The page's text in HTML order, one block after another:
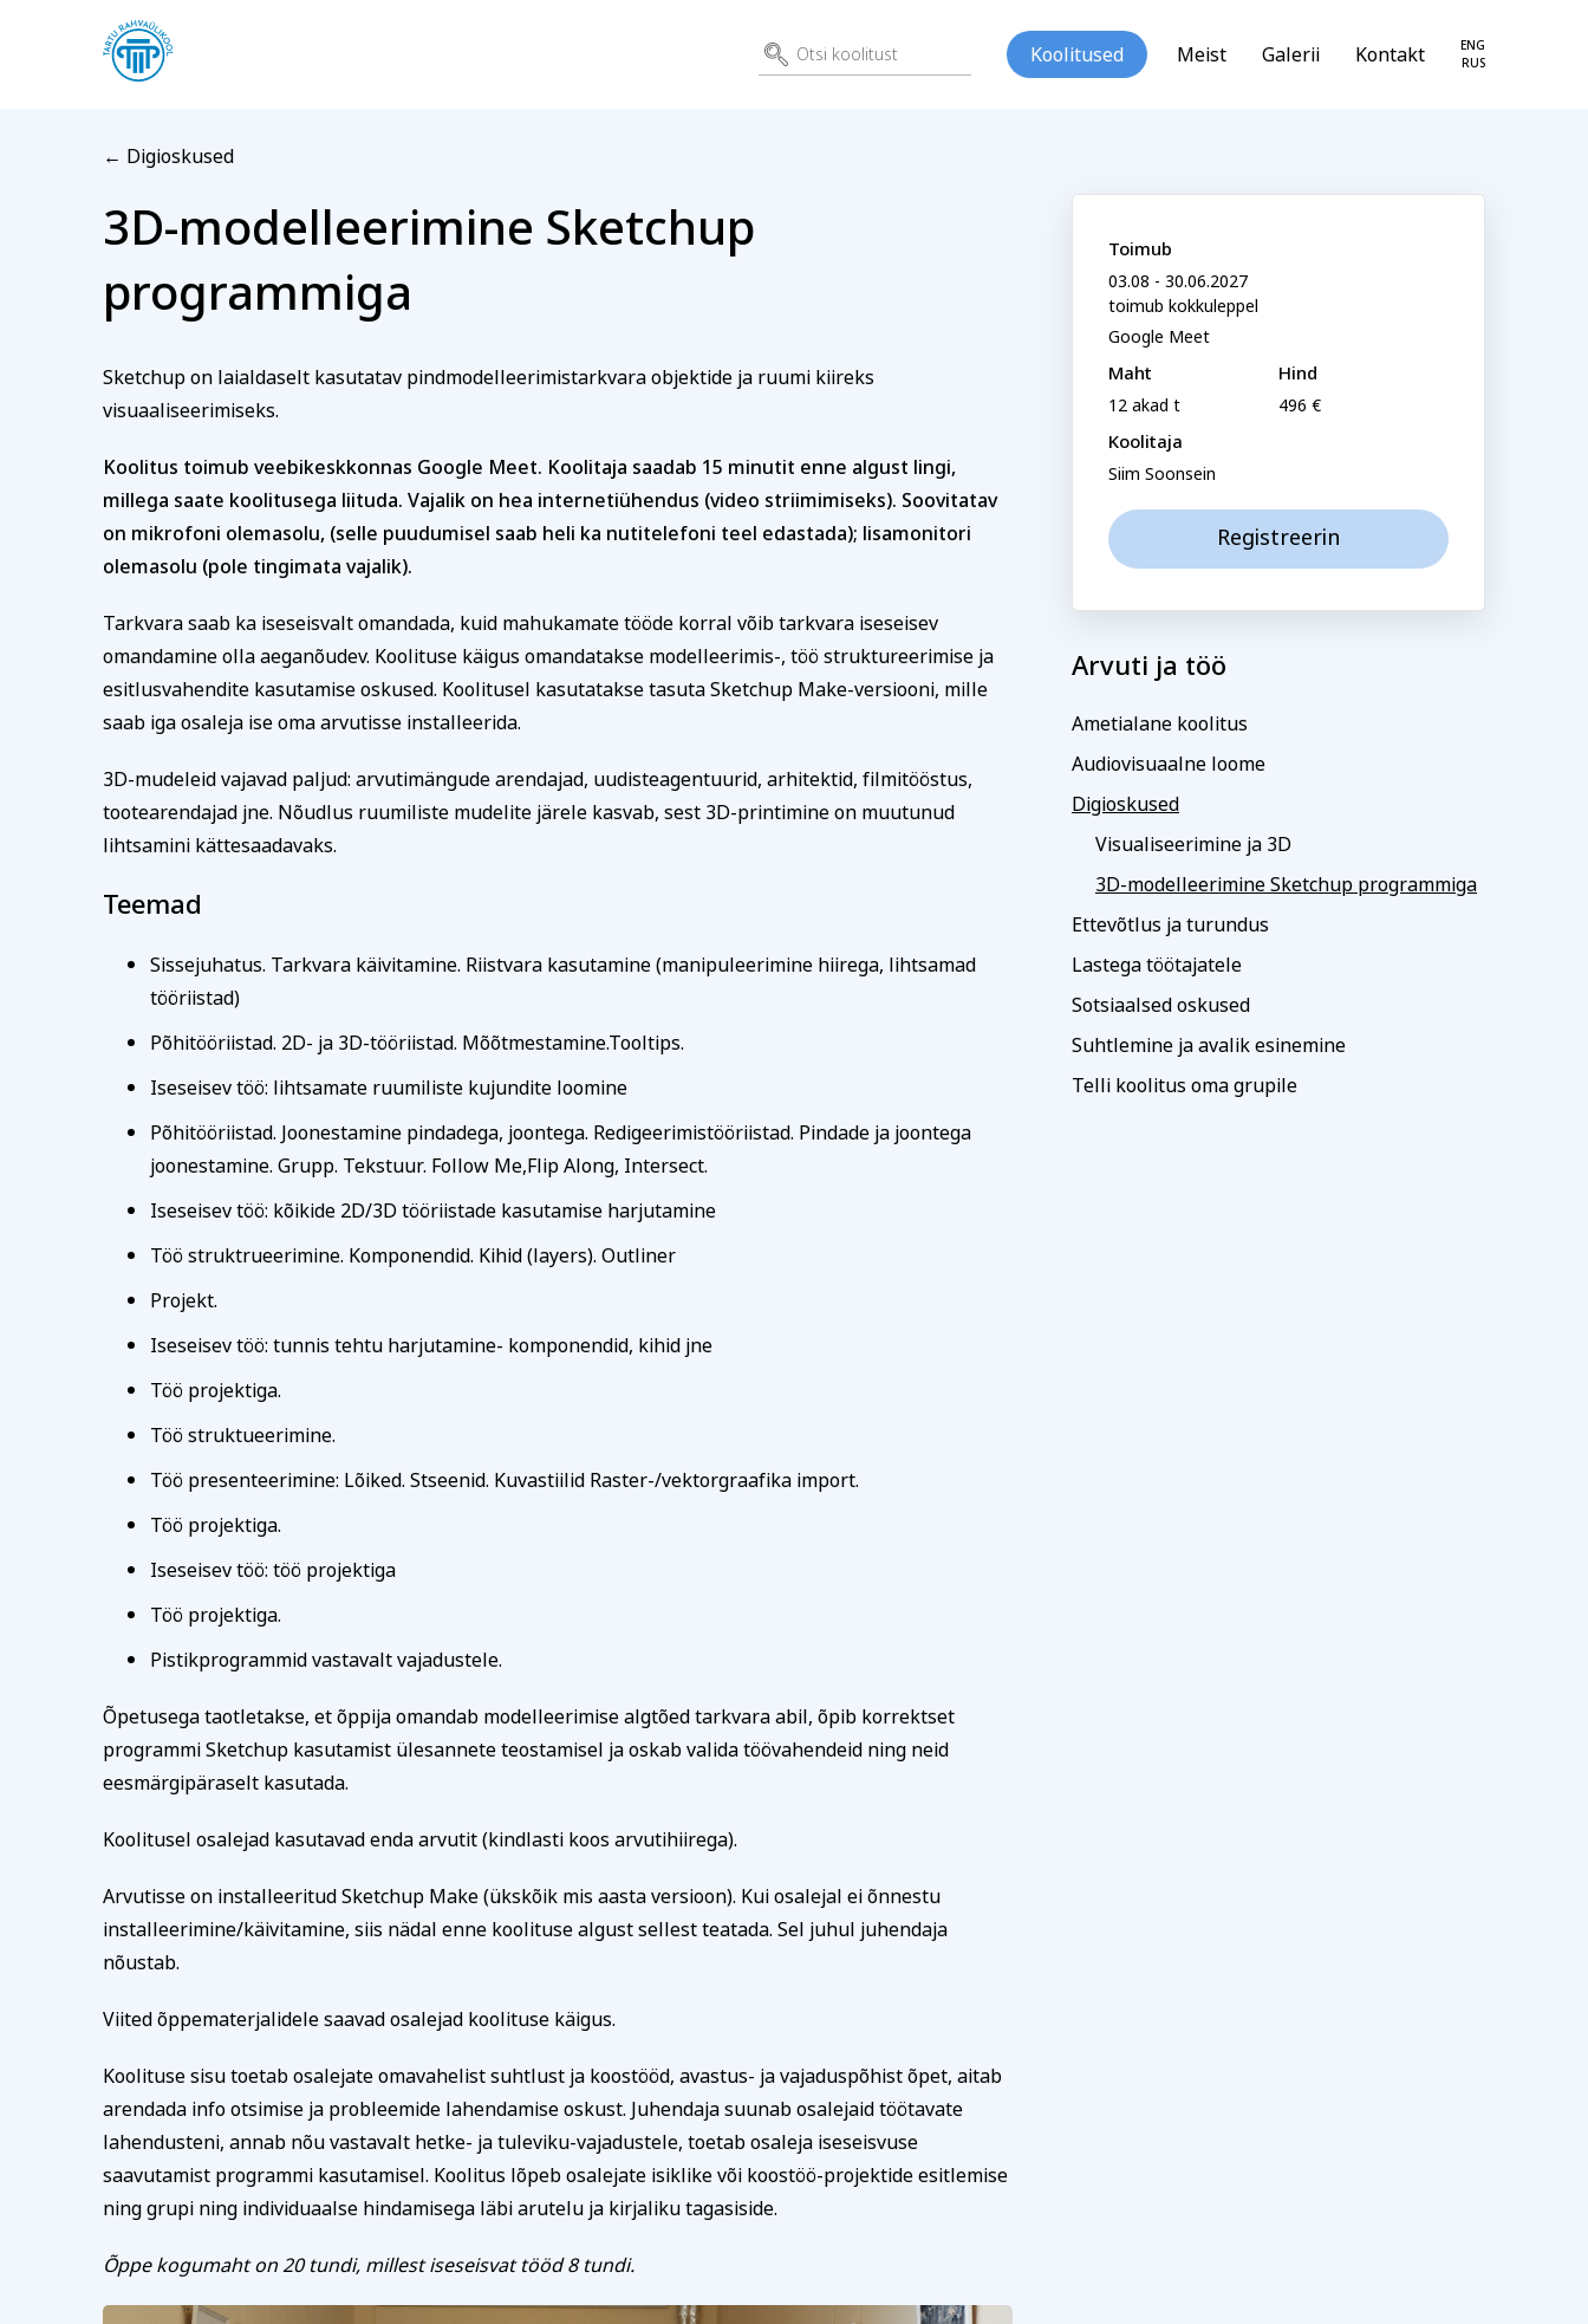
Koolitused Meist Galerii Kontakt
ENG
RUS
Arvuti ja töö
Psühholoogia ja
eneseareng
← Digioskused
3D-modelleerimine Sketchup
programmiga
Sketchup on laialdaselt kasutatav pindmodelleerimistarkvara objektide ja ruumi kiireks
visuaaliseerimiseks.
Koolitus toimub veebikeskkonnas Google Meet. Koolitaja saadab 15 minutit enne algust lingi,
millega saate koolitusega liituda. Vajalik on hea internetiühendus (video striimimiseks). Soovitatav
on mikrofoni olemasolu, (selle puudumisel saab heli ka nutitelefoni teel edastada); lisamonitori
olemasolu (pole tingimata vajalik).
Tarkvara saab ka iseseisvalt omandada, kuid mahukamate tööde korral võib tarkvara iseseisev
omandamine olla aeganõudev. Koolituse käigus omandatakse modelleerimis-, töö struktureerimise ja
esitlusvahendite kasutamise oskused. Koolitusel kasutatakse tasuta Sketchup Make-versiooni, mille
saab iga osaleja ise oma arvutisse installeerida.
3D-mudeleid vajavad paljud: arvutimängude arendajad, uudisteagentuurid, arhitektid, filmitööstus,
tootearendajad jne. Nõudlus ruumiliste mudelite järele kasvab, sest 3D-printimine on muutunud
lihtsamini kättesaadavaks.
Teemad
Sissejuhatus. Tarkvara käivitamine. Riistvara kasutamine (manipuleerimine hiirega, lihtsamad
tööriistad)
Põhitööriistad. 2D- ja 3D-tööriistad. Mõõtmestamine.Tooltips.
Iseseisev töö: lihtsamate ruumiliste kujundite loomine
Põhitööriistad. Joonestamine pindadega, joontega. Redigeerimistööriistad. Pindade ja joontega
joonestamine. Grupp. Tekstuur. Follow Me,Flip Along, Intersect.
Iseseisev töö: kõikide 2D/3D tööriistade kasutamise harjutamine
Töö struktrueerimine. Komponendid. Kihid (layers). Outliner
Projekt.
Iseseisev töö: tunnis tehtu harjutamine- komponendid, kihid jne
Töö projektiga.
Töö struktueerimine.
Töö presenteerimine: Lõiked. Stseenid. Kuvastiilid Raster-/vektorgraafika import.
Töö projektiga.
Iseseisev töö: töö projektiga
Töö projektiga.
Pistikprogrammid vastavalt vajadustele.
Õpetusega taotletakse, et õppija omandab modelleerimise algtõed tarkvara abil, õpib korrektset
programmi Sketchup kasutamist ülesannete teostamisel ja oskab valida töövahendeid ning neid
eesmärgipäraselt kasutada.
Koolitusel osalejad kasutavad enda arvutit (kindlasti koos arvutihiirega).
Arvutisse on installeeritud Sketchup Make (ükskõik mis aasta versioon). Kui osalejal ei õnnestu
installeerimine/käivitamine, siis nädal enne koolituse algust sellest teatada. Sel juhul juhendaja
nõustab.
Viited õppematerjalidele saavad osalejad koolituse käigus.
Koolituse sisu toetab osalejate omavahelist suhtlust ja koostööd, avastus- ja vajaduspõhist õpet, aitab
arendada info otsimise ja probleemide lahendamise oskust. Juhendaja suunab osalejaid töötavate
lahendusteni, annab nõu vastavalt hetke- ja tuleviku-vajadustele, toetab osaleja iseseisvuse
saavutamist programmi kasutamisel. Koolitus lõpeb osalejate isiklike või koostöö-projektide esitlemise
ning grupi ning individuaalse hindamisega läbi arutelu ja kirjaliku tagasiside.
Õppe kogumaht on 20 tundi, millest iseseisvat tööd 8 tundi.
Toimub
03.08 - 30.06.2027
toimub kokkuleppel
Google Meet
Maht
12 akad t
Hind
496 €
Koolitaja
Siim Soonsein
Registreerin
Arvuti ja töö
Ametialane koolitus
Audiovisuaalne loome
Digioskused
Visualiseerimine ja 3D
3D-modelleerimine Sketchup programmiga
Ettevõtlus ja turundus
Lastega töötajatele
Sotsiaalsed oskused
Suhtlemine ja avalik esinemine
Telli koolitus oma grupile
Registreerin koolitusele
3D-modelleerimine Sketchup programmiga
Eesnimi Perenimi
Telefon E-posti aadress
Isikukood
Sisesta osaleja isikukood, et vältida segadust
nimekaimudega.
Tasun ise
Koolitusel osalemiseks tuleb õppetasu tasuda
arvel märgitud tähtajaks, mis saadetakse koos
registreerumise kinnitusega (reeglina on tähtaeg
kaks nädalat enne koolituse algust). Kokkuleppel
koolitussekretäriga ja koolituslepingu sõlmimisega
on võimalik tasuda osade kaupa.
Koolitusest loobumise korral palume sellest Tartu
Rahvaülikooli töötajat viivitamatult teavitada.
vähem kui kaks tööpäeva enne koolituse algust või
kui koolitus on juba alanud, õppetasu ei tagastata
Koolituse ärajäämisel teavitatakse registreerunuid
sellest viivitamatult. Õppetasu tagastatakse või
soovi korral kantakse üle mõnele teisele
Tutvu õppetöö korraldusega lähemalt siin
Märkused / kinkekaardi nr
Kinnitan, et olen tutvunud ja nõustun õppetöö korraldusega, privaatsuspoliitikaga ja nõustun
esitatud andmete kasutamisega koolituse läbiviimise eesmärgil.